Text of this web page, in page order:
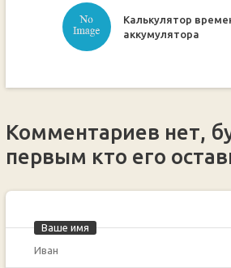
Калькулятор
аккумулятора
Комментариев нет,
первым кто его
Ваше имя